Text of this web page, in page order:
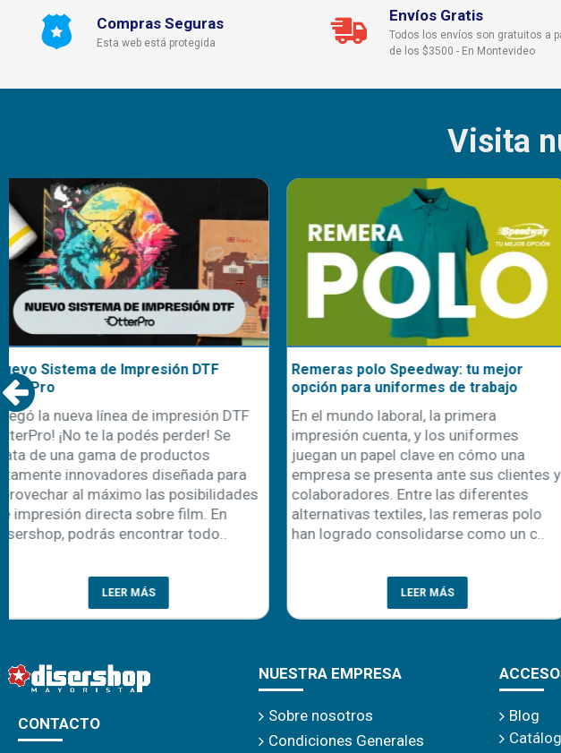
Compras Seguras
Esta web está protegida
Envíos Gratis
Todos los envíos son gratuitos a
de los $3500 - En Montevideo
Visita
Remeras polo Speedway: tu mejor
opción para uniformes de trabajo
En el mundo laboral, la primera
impresión cuenta, y los uniformes
juegan un papel clave en cómo una
empresa se presenta ante sus clientes y
colaboradores. Entre las diferentes
alternativas textiles, las remeras polo
han logrado consolidarse como un c..
LEER MÁS
Nuestra camiseta te solucionará los
uniformes de verano
Con la llegada de la primavera,
comienza también la temporada de
recambio de uniformes. Esto
una oportunidad clave para
emprendedores y negocios de
personalización textil. Sin embargo,
cada año aparece la misma duda:
LEER MÁS
CONTACTO
NUESTRA EMPRESA
Sobre nosotros
Condiciones Generales
Blog